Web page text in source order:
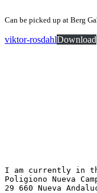
Can be picked up at Berg
viktor-rosdahlDownload
I am currently in
Poligiono Nueva
29 660 Nueva